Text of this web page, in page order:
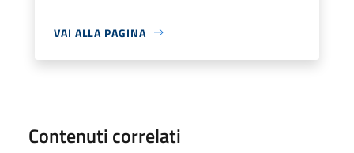
VAI ALLA PAGINA
Contenuti correlati